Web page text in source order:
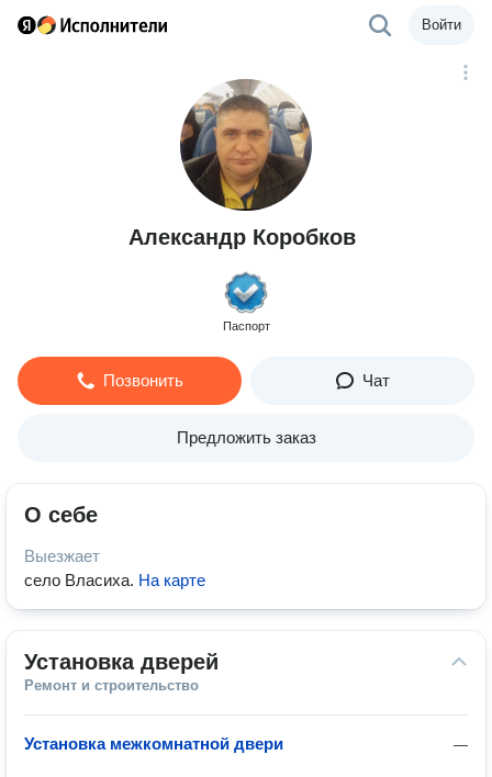
Войти
Александр Коробков
Паспорт
Позвонить Чат
Предложить заказ
О себе
Выезжает
село Власиха. На карте
Установка дверей
Ремонт и строительство
—
Установка межкомнатной двери